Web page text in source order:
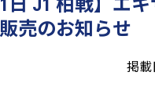
1日 J1 柏戦】エ
売のお知らせ
掲